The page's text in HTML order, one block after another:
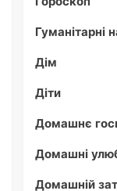
Гуманітарні
Дім
Діти
Домашнє
Домашні
Домашній